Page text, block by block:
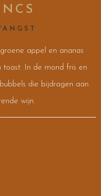
appel en ananas
In de mond fris en
die bijdragen aan
wijn.